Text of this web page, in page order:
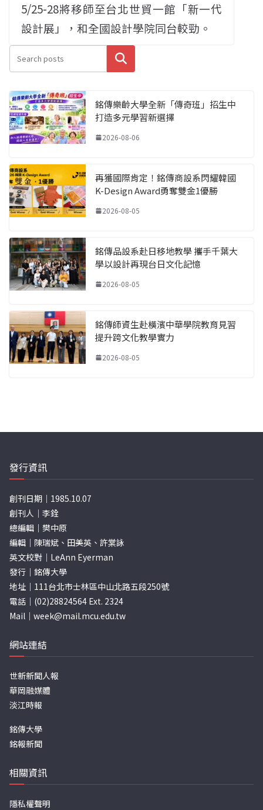
5/25-28將移師至台北世貿一館「新一代
設計展」，和全國設計學院同台較勁。
搜尋
銘傳樂齡大學全新「傳奇班」招生中
打造多元學習新選擇
2026-08-06
再獲國際肯定！銘傳商設系閃耀韓國
K-Design Award勇奪雙金1優勝
2026-08-05
銘傳品設系赴日移地教學 攜手千葉大
學以設計再現台日文化記憶
2026-08-05
銘傳師資生赴橫濱中華學院教育見習
提升跨文化教學實力
2026-08-05
發行資訊
創刊日期｜1985.10.07
創刊人｜李銓
總編輯｜樊中原
編輯｜陳瑞斌、田美英、許棠詠
英文校對｜LeAnn Eyerman
發行｜銘傳大學
地址｜111台北市士林區中山北路五段250號
電話｜(02)28824564 Ext. 2324
Mail｜ week@mail.mcu.edu.tw
網站連結
世新新聞人報
華岡融媒體
淡江時報
銘傳大學
銘報新聞
相關資訊
隱私權聲明